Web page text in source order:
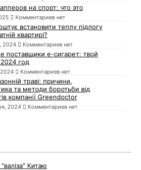
на спорт: что это
Комментариев нет
встановити теплу підлогу
квартирі?
2024 Комментариев нет
поставщики e-сигарет: твой
год
Комментариев нет
траві: причини,
та методи боротьби від
компанії Greendoctor
2024 Комментариев нет
"валіза" Китаю